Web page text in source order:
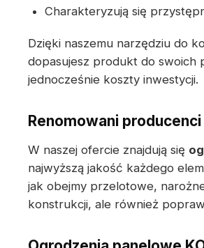
Charakteryzują się
Dzięki naszemu narzędziu do
dopasujesz produkt do swoich
jednocześnie koszty inwestycji.
Renomowani
W naszej ofercie znajdują się
najwyższą jakość każdego
jak obejmy przelotowe,
konstrukcji, ale również